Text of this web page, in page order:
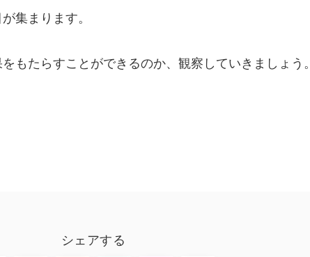
集まります。
もたらすことができるのか、観察していきましょう。
シェアする